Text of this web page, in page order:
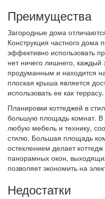
Преимущества
Загородные дома
Конструкция частного дома
эффективно использовать
нет ничего лишнего,
продуманным и находится
плоская крыша является
использовать ее как террасу.
Планировки коттеджей в
большую площадь комнат. В
любую мебель и технику,
стилю. Большая площадь
остеклением делает
панорамных окон,
позволяет экономить на
Недостатки